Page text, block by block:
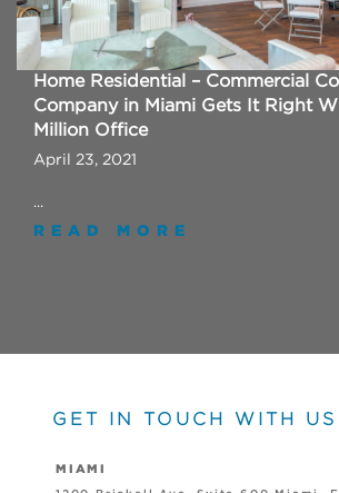
Home Residential – Commercial
Company in Miami Gets It Right
Million Office
April 23, 2021
...
READ MORE
GET IN TOUCH WITH US
MIAMI